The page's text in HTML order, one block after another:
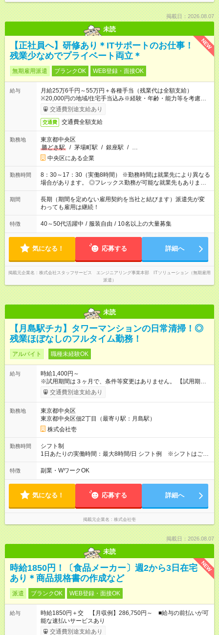
掲載日：2026.08.07
未読
NEW
【正社員へ】研修あり＊ITサポートのお仕事！
残業少なめでプライベート両立＊
無期雇用派遣 ブランクOK WEB登録・面接OK
給与
月給25万6千円～55万円＋各種手当（残業代は全額支給）
※20,000円の地域/住宅手当込み※経験・年齢・能力等を考慮し
て加給・優遇します。★同一就業先で1年以上継続したら月1万
円の継続手当支給
交通費別途支給あり
交通費 交通費全額支給
勤務地
東京都中央区
勝どき駅
/ 茅場町駅 / 銀座駅 / …
中央区にある企業
勤務時間
8：30～17：30（実働8時間） ※勤務時間は就業先により異なる
場合があります。 ◎フレックス勤務が可能な就業先もありま
す。 ◎今よりもさらに働きやすい環境をつくるべく、 働き方
改革に全社をあげて取り組んでいます。
期間
長期（期間を定めない雇用契約を当社と結びます）派遣先が変
わっても雇用は継続！
特徴 40～50代活躍中 / 服装自由 / 10名以上の大量募集
気になる！ 応募する 詳細へ
掲載元企業名
株式会社スタッフサービス エンジニアリング事業本部 ITソリューション（無期雇用
派遣）
未読
【月島駅チカ】タワーマンションの日常清掃！◎
残業ほぼなしのフルタイム勤務！
アルバイト 職種未経験OK
給与
時給1,400円～
※試用期間は３ヶ月で、条件等変更はありません。 【試用期
間】試用期間あり 試用期間の長さ：3ヶ月 雇用形態、給与は本
採用時と同じです。
交通費別途支給あり
勤務地
東京都中央区
東京都中央区佃2丁目（最寄り駅：月島駅）
株式会社壱
勤務時間
シフト制
1日あたりの実働時間：最大8時間/日 シフト例 ※シフトはご相
談ください ・7時30分～16時30分 休憩1時間 8時間勤務 ・月
曜日～土曜日のうち週5日 ※月曜日のみ7時出勤16時退勤となり
特徴 副業・WワークOK
気になる！ 応募する 詳細へ
掲載元企業名 株式会社壱
掲載日：2026.08.07
未読
NEW
時給1850円！〔食品メーカー〕週2から3日在宅
あり＊商品規格書の作成など
派遣 ブランクOK WEB登録・面接OK
給与
時給1850円＋交 【月収例】286,750円～ ■給与の前払いが可
能な速払いサービスあり
交通費別途支給あり